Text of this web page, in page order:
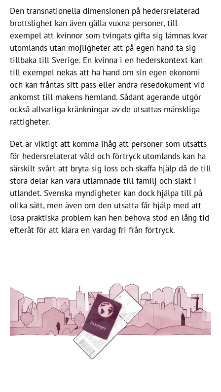
Den transnationella dimensionen på hedersrelaterad
brottslighet kan även gälla vuxna personer, till
exempel att kvinnor som tvingats gifta sig lämnas kvar
utomlands utan möjligheter att på egen hand ta sig
tillbaka till Sverige. En kvinna i en hederskontext kan
till exempel nekas att ha hand om sin egen ekonomi
och kan fråntas sitt pass eller andra resedokument vid
ankomst till makens hemland. Sådant agerande utgör
också allvarliga kränkningar av de utsattas mänskliga
rättigheter.
Det är viktigt att komma ihåg att personer som utsätts
för hedersrelaterat våld och förtryck utomlands kan ha
särskilt svårt att bryta sig loss och skaffa hjälp då de till
stora delar kan vara utlämnade till familj och släkt i
utlandet. Svenska myndigheter kan dock hjälpa till på
olika sätt, men även om den utsatta får hjälp med att
lösa praktiska problem kan hen behöva stöd en lång tid
efteråt för att klara en vardag fri från förtryck.